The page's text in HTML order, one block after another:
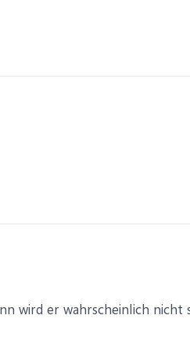
wird er wahrscheinlich nicht